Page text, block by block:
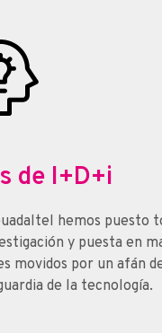
de I+D+i
hemos puesto
y puesta en
movidos por un afán
de la tecnología.